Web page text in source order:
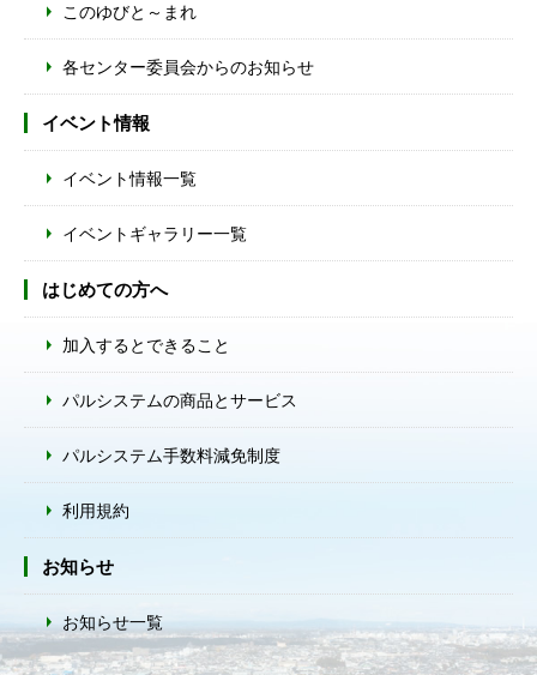
このゆびと～まれ
各センター委員会からのお知らせ
イベント情報
イベント情報一覧
イベントギャラリー一覧
はじめての方へ
加入するとできること
パルシステムの商品とサービス
パルシステム手数料減免制度
利用規約
お知らせ
お知らせ一覧